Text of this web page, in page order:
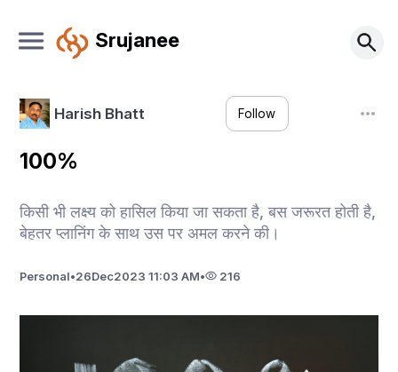
Srujanee
Harish Bhatt Follow
100%
किसी भी लक्ष्य को हासिल किया जा सकता है, बस जरूरत होती है,
बेहतर प्लानिंग के साथ उस पर अमल करने की।
Personal•26Dec2023 11:03 AM• 216